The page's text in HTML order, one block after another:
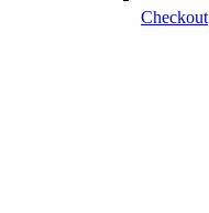
Checkout